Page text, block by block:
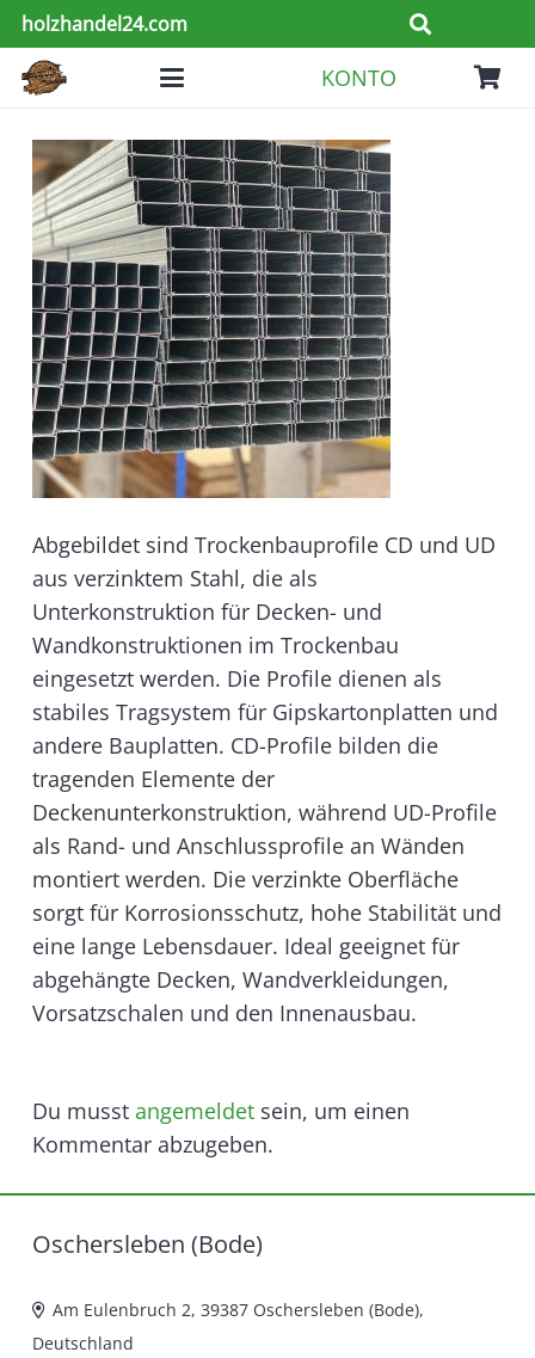
holzhandel24.com
KONTO
Abgebildet sind Trockenbauprofile CD und UD
aus verzinktem Stahl, die als
Unterkonstruktion für Decken- und
Wandkonstruktionen im Trockenbau
eingesetzt werden. Die Profile dienen als
stabiles Tragsystem für Gipskartonplatten und
andere Bauplatten. CD-Profile bilden die
tragenden Elemente der
Deckenunterkonstruktion, während UD-Profile
als Rand- und Anschlussprofile an Wänden
montiert werden. Die verzinkte Oberfläche
sorgt für Korrosionsschutz, hohe Stabilität und
eine lange Lebensdauer. Ideal geeignet für
abgehängte Decken, Wandverkleidungen,
Vorsatzschalen und den Innenausbau.
Du musst angemeldet sein, um einen
Kommentar abzugeben.
Oschersleben (Bode)
Am Eulenbruch 2, 39387 Oschersleben (Bode),
Deutschland